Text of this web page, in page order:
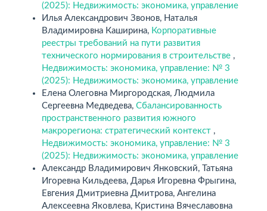
(2025): Недвижимость: экономика, управление
Илья Александрович Звонов, Наталья
Владимировна Каширина, Корпоративные
реестры требований на пути развития
технического нормирования в строительстве ,
Недвижимость: экономика, управление: № 3
(2025): Недвижимость: экономика, управление
Елена Олеговна Миргородская, Людмила
Сергеевна Медведева, Сбалансированность
пространственного развития южного
макрорегиона: стратегический контекст ,
Недвижимость: экономика, управление: № 3
(2025): Недвижимость: экономика, управление
Александр Владимирович Янковский, Татьяна
Игоревна Кильдеева, Дарья Игоревна Фрыгина,
Евгения Дмитриевна Дмитрова, Ангелина
Алексеевна Яковлева, Кристина Вячеславовна